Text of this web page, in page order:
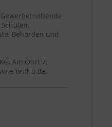
Behörden und
Am Ohrt 7,
und-p.de.